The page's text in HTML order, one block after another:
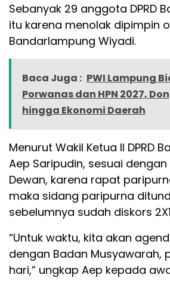
Sebanyak 29 anggota DPRD
itu karena menolak dipimpin
Bandarlampung Wiyadi.
Baca Juga : PWI Lampung
Porwanas dan HPN 2027,
hingga Ekonomi Daerah
Menurut Wakil Ketua II DPRD
Aep Saripudin, sesuai
Dewan, karena rapat
maka sidang paripurna
sebelumnya sudah diskors
“Untuk waktu, kita akan
dengan Badan Musyawarah,
hari,” ungkap Aep kepada